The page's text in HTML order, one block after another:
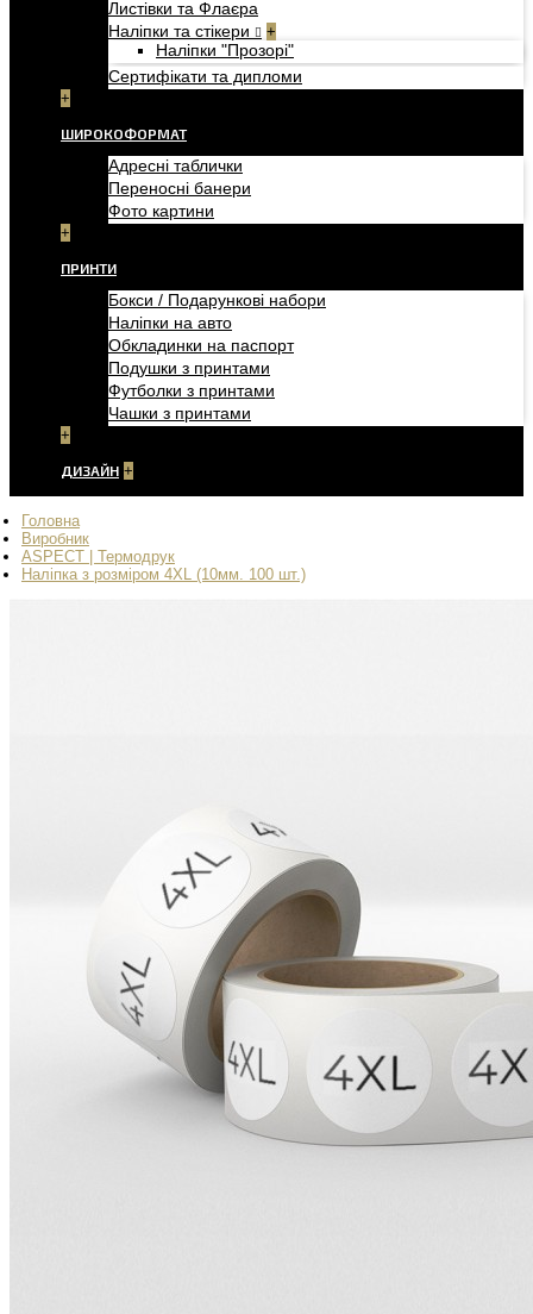
Листівки та Флаєра
Наліпки та стікери
+
Наліпки "Прозорі"
Сертифікати та дипломи
+
ШИРОКОФОРМАТ
Адресні таблички
Переносні банери
Фото картини
+
ПРИНТИ
Бокси / Подарункові набори
Наліпки на авто
Обкладинки на паспорт
Подушки з принтами
Футболки з принтами
Чашки з принтами
+
ДИЗАЙН +
Головна
Виробник
ASPECT | Термодрук
Наліпка з розміром 4XL (10мм. 100 шт.)